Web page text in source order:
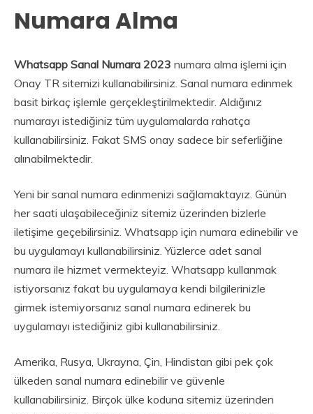
Numara Alma
Whatsapp Sanal Numara 2023 numara alma işlemi için
Onay TR sitemizi kullanabilirsiniz. Sanal numara edinmek
basit birkaç işlemle gerçekleştirilmektedir. Aldığınız
numarayı istediğiniz tüm uygulamalarda rahatça
kullanabilirsiniz. Fakat SMS onay sadece bir seferliğine
alınabilmektedir.
Yeni bir sanal numara edinmenizi sağlamaktayız. Günün
her saati ulaşabileceğiniz sitemiz üzerinden bizlerle
iletişime geçebilirsiniz. Whatsapp için numara edinebilir ve
bu uygulamayı kullanabilirsiniz. Yüzlerce adet sanal
numara ile hizmet vermekteyiz. Whatsapp kullanmak
istiyorsanız fakat bu uygulamaya kendi bilgilerinizle
girmek istemiyorsanız sanal numara edinerek bu
uygulamayı istediğiniz gibi kullanabilirsiniz.
Amerika, Rusya, Ukrayna, Çin, Hindistan gibi pek çok
ülkeden sanal numara edinebilir ve güvenle
kullanabilirsiniz. Birçok ülke koduna sitemiz üzerinden